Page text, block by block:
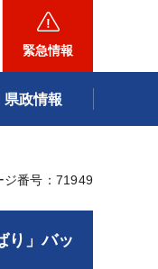
緊急情報
県政情報
ジ番号：71949
り」バッ